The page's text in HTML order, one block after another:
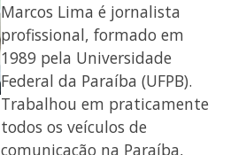
Marcos Lima é jornalista
profissional, formado em
1989 pela Universidade
Federal da Paraíba (UFPB).
Trabalhou em praticamente
todos os veículos de
comunicação na Paraíba,